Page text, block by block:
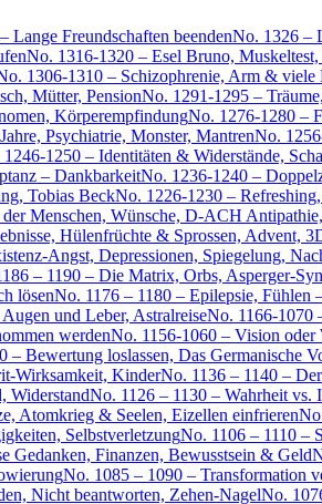
Lange Freundschaften beendenNo. 1326 –
No. 1316-1320 – Esel Bruno,
1306-1310 – Schizophrenie, Arm & viele
Mütter, PensionNo. 1291-1295 –
KörperempfindungNo. 1276-1280 –
Psychiatrie, Monster, MantrenNo.
1250 – Identitäten & Widerstände,
– DankbarkeitNo. 1236-1240 –
Tobias BeckNo. 1226-1230 –
Menschen, Wünsche, D-ACH
Hülenfrüchte & Sprossen, Advent,
Angst, Depressionen, Spiegelung,
– 1190 – Die Matrix, Orbs, Asperger-
lösenNo. 1176 – 1180 – Epilepsie, Fühlen
und Leber, AstralreiseNo. 1166-1070
werdenNo. 1156-1060 – Vision oder
– Bewertung loslassen, Das Germanische
Wirksamkeit, KinderNo. 1136 – 1140 –
WiderstandNo. 1126 – 1130 – Wahrheit vs.
Atomkrieg & Seelen, Eizellen einfrieren
SelbstverletzungNo. 1106 – 1110 –
Gedanken, Finanzen, Bewusstsein & Geld
No. 1085 – 1090 – Transformation
Nicht beantworten, Zehen-NagelNo.